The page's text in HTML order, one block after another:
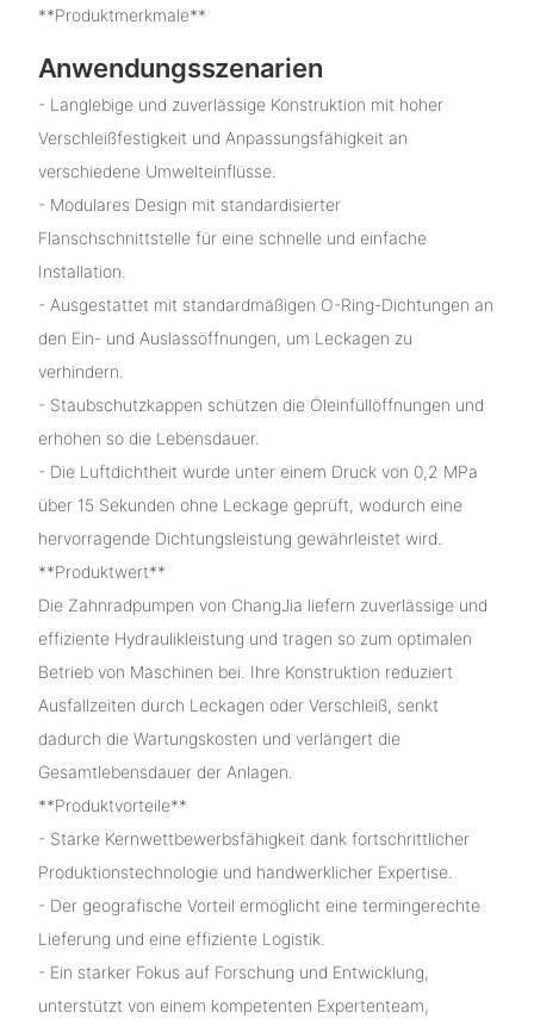
**Produktmerkmale**
Anwendungsszenarien
- Langlebige und zuverlässige Konstruktion mit hoher
Verschleißfestigkeit und Anpassungsfähigkeit an
verschiedene Umwelteinflüsse.
- Modulares Design mit standardisierter
Flanschschnittstelle für eine schnelle und einfache
Installation.
- Ausgestattet mit standardmäßigen O-Ring-Dichtungen an
den Ein- und Auslassöffnungen, um Leckagen zu
verhindern.
- Staubschutzkappen schützen die Öleinfüllöffnungen und
erhöhen so die Lebensdauer.
- Die Luftdichtheit wurde unter einem Druck von 0,2 MPa
über 15 Sekunden ohne Leckage geprüft, wodurch eine
hervorragende Dichtungsleistung gewährleistet wird.
**Produktwert**
Die Zahnradpumpen von ChangJia liefern zuverlässige und
effiziente Hydraulikleistung und tragen so zum optimalen
Betrieb von Maschinen bei. Ihre Konstruktion reduziert
Ausfallzeiten durch Leckagen oder Verschleiß, senkt
dadurch die Wartungskosten und verlängert die
Gesamtlebensdauer der Anlagen.
**Produktvorteile**
- Starke Kernwettbewerbsfähigkeit dank fortschrittlicher
Produktionstechnologie und handwerklicher Expertise.
- Der geografische Vorteil ermöglicht eine termingerechte
Lieferung und eine effiziente Logistik.
- Ein starker Fokus auf Forschung und Entwicklung,
unterstützt von einem kompetenten Expertenteam,